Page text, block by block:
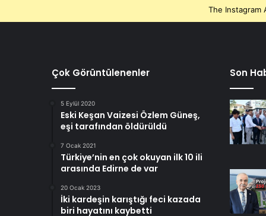
The Instagram
Çok Görüntülenenler
5 Eylül 2020
Eski Keşan Vaizesi Özlem Güneş,
eşi tarafından öldürüldü
7 Ocak 2021
Türkiye’nin en çok okuyan ilk 10 ili
arasında Edirne de var
20 Ocak 2023
İki kardeşin karıştığı feci kazada
biri hayatını kaybetti
Son